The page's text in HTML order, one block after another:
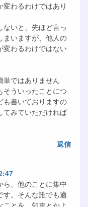
わるわけではあり
ないと、先ほど言っ
まいますが、他人の
変わるわけではない
単ではありません
そういったことにつ
も書いておりますの
てみていただければ
返信
、他のことに集中
す。そんな誰でも適
とを、知恵とかよ